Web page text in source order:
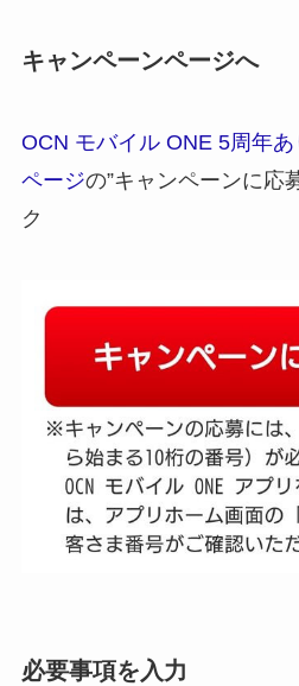
キャンペーンページへ
OCN モバイル ONE 5周年
ページの”キャンペーンに応
ク
必要事項を入力